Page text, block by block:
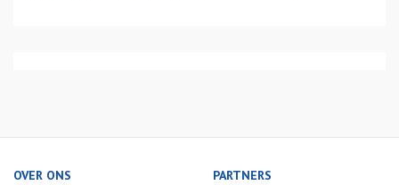
OVER ONS PARTNERS